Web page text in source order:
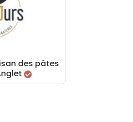
des pâtes